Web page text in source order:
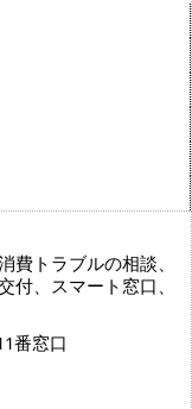
費トラブルの相談、
付、スマート窓口、
番窓口